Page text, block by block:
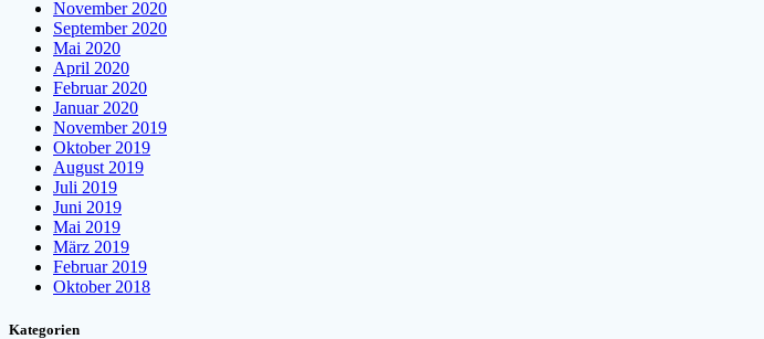
November 2020
September 2020
Mai 2020
April 2020
Februar 2020
Januar 2020
November 2019
Oktober 2019
August 2019
Juli 2019
Juni 2019
Mai 2019
März 2019
Februar 2019
Oktober 2018
Kategorien